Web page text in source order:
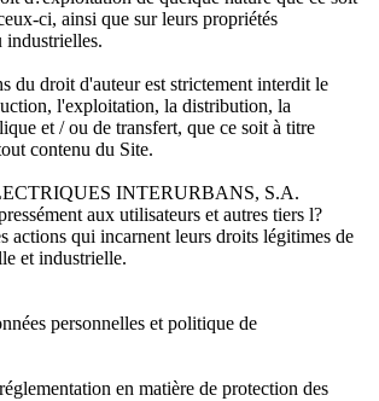
ci, ainsi que sur leurs propriétés
industrielles.
du droit d'auteur est strictement interdit le
l'exploitation, la distribution, la
et / ou de transfert, que ce soit à titre
contenu du Site.
INTERURBANS, S.A.
aux utilisateurs et autres tiers l?
actions qui incarnent leurs droits légitimes de
et industrielle.
personnelles et politique de
en matière de protection des